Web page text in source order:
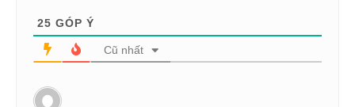
25 GÓP Ý
Cũ nhất